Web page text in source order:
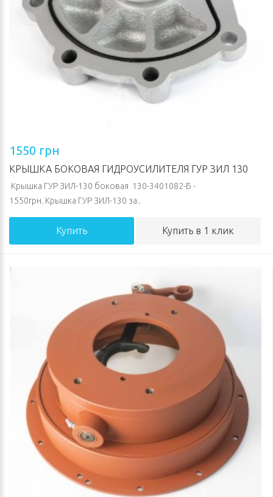
1550 грн
КРЫШКА БОКОВАЯ ГИДРОУСИЛИТЕЛЯ ГУР ЗИЛ 130
Крышка ГУР ЗИЛ-130 боковая 130-3401082-Б -
1550грн. Крышка ГУР ЗИЛ-130 за..
Купить Купить в 1 клик